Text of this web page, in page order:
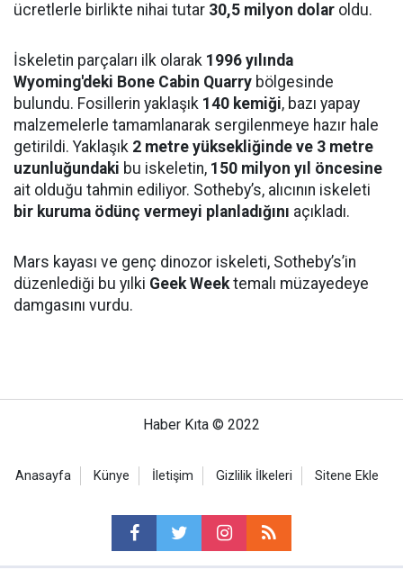
ücretlerle birlikte nihai tutar 30,5 milyon dolar oldu.
İskeletin parçaları ilk olarak 1996 yılında
Wyoming'deki Bone Cabin Quarry bölgesinde
bulundu. Fosillerin yaklaşık 140 kemiği, bazı yapay
malzemelerle tamamlanarak sergilenmeye hazır hale
getirildi. Yaklaşık 2 metre yüksekliğinde ve 3 metre
uzunluğundaki bu iskeletin, 150 milyon yıl öncesine
ait olduğu tahmin ediliyor. Sotheby’s, alıcının iskeleti
bir kuruma ödünç vermeyi planladığını açıkladı.
Mars kayası ve genç dinozor iskeleti, Sotheby’s’in
düzenlediği bu yılki Geek Weektemalı müzayedeye
damgasını vurdu.
Haber Kıta © 2022
Anasayfa Künye İletişim Gizlilik İlkeleri Sitene Ekle